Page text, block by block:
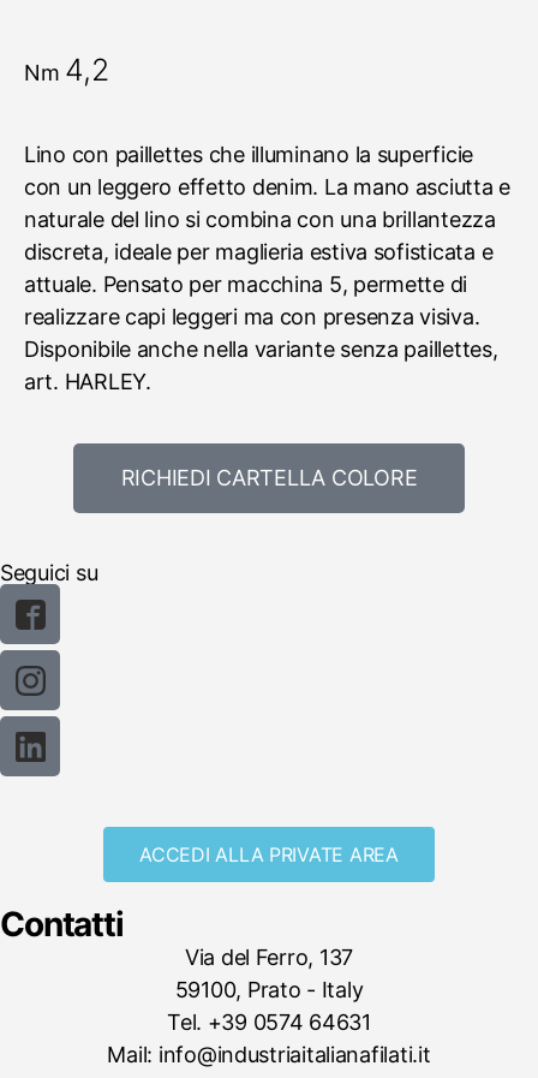
Nm 4,2
Lino con paillettes che illuminano la superficie
con un leggero effetto denim. La mano asciutta e
naturale del lino si combina con una brillantezza
discreta, ideale per maglieria estiva sofisticata e
attuale. Pensato per macchina 5, permette di
realizzare capi leggeri ma con presenza visiva.
Disponibile anche nella variante senza paillettes,
art. HARLEY.
RICHIEDI CARTELLA COLORE
Seguici su
ACCEDI ALLA PRIVATE AREA
Contatti
Via del Ferro, 137
59100, Prato - Italy
Tel. +39 0574 64631
Mail: info@industriaitalianafilati.it